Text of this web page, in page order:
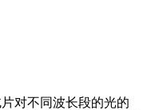
对不同波长段的光的